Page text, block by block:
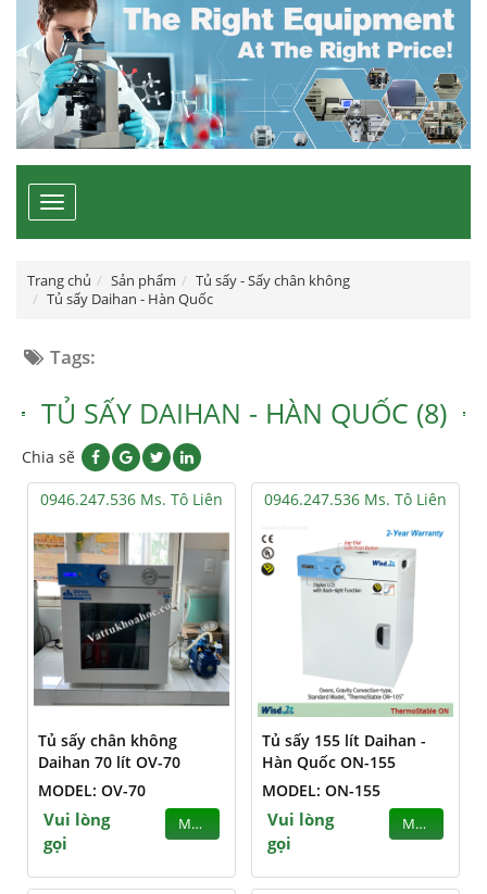
Toggle
navigation
Trang chủ Sản phẩm
Tủ sấy - Sấy chân không
Tủ sấy Daihan - Hàn Quốc
Tags:
TỦ SẤY DAIHAN - HÀN QUỐC (8)
Chia sẽ
0946.247.536 Ms. Tô Liên
Tủ sấy chân không
Daihan 70 lít OV-70
MODEL: OV-70
Vui lòng
gọi
MUA
0946.247.536 Ms. Tô Liên
Tủ sấy 155 lít Daihan -
Hàn Quốc ON-155
MODEL: ON-155
Vui lòng
gọi
MUA